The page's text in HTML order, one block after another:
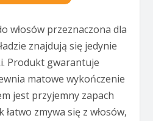
włosów przeznaczona dla
znajdują się jedynie
Produkt gwarantuje
matowe wykończenie
jest przyjemny zapach
zmywa się z włosów,